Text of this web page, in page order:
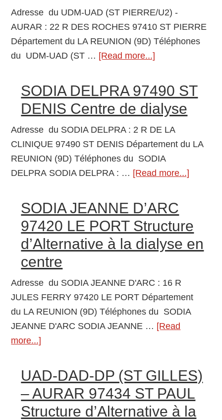
MARIE
Structure
d’Alternative
à
dialyse
en
centre
Adresse du UDM-UAD (ST PIERRE/U2) -
AURAR : 22 R DES ROCHES 97410 ST PIERRE
Département du LA REUNION (9D) Téléphones
du UDM-UAD (ST … [Read more...]
UAD
(ST
PIERRE/U2)
–
AURAR
97410
ST
d’Alternative
à
la
centre
SODIA DELPRA 97490 ST
DENIS Centre de dialyse
Adresse du SODIA DELPRA : 2 R DE LA
CLINIQUE 97490 ST DENIS Département du LA
REUNION (9D) Téléphones du SODIA
DELPRA SODIA DELPRA : … [Read more...]
ST
DENIS
SODIA JEANNE D’ARC
97420 LE PORT Structure
d’Alternative à la dialyse en
centre
Adresse du SODIA JEANNE D'ARC : 16 R
JULES FERRY 97420 LE PORT Département
du LA REUNION (9D) Téléphones du SODIA
JEANNE D'ARC SODIA JEANNE … [Read
more...]
JEANNE
D’ARC
97420
LE
UAD-DAD-DP (ST GILLES)
– AURAR 97434 ST PAUL
Structure d’Alternative à la